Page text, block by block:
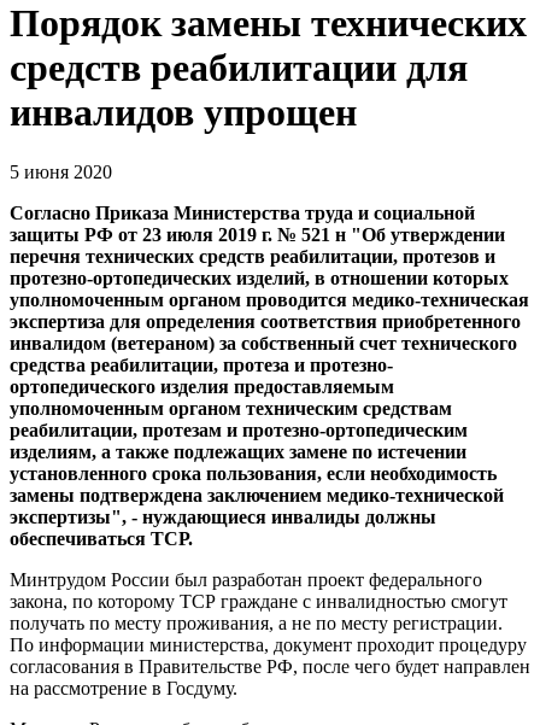
Порядок замены технических
средств реабилитации для
инвалидов упрощен
5 июня 2020
Согласно Приказа Министерства труда и социальной
защиты РФ от 23 июля 2019 г. № 521 н "Об утверждении
перечня технических средств реабилитации, протезов и
протезно-ортопедических изделий, в отношении которых
уполномоченным органом проводится медико-техническая
экспертиза для определения соответствия приобретенного
инвалидом (ветераном) за собственный счет технического
средства реабилитации, протеза и протезно-
ортопедического изделия предоставляемым
уполномоченным органом техническим средствам
реабилитации, протезам и протезно-ортопедическим
изделиям, а также подлежащих замене по истечении
установленного срока пользования, если необходимость
замены подтверждена заключением медико-технической
экспертизы", - нуждающиеся инвалиды должны
обеспечиваться ТСР.
Минтрудом России был разработан проект федерального
закона, по которому ТСР граждане с инвалидностью смогут
получать по месту проживания, а не по месту регистрации.
По информации министерства, документ проходит процедуру
согласования в Правительстве РФ, после чего будет направлен
на рассмотрение в Госдуму.